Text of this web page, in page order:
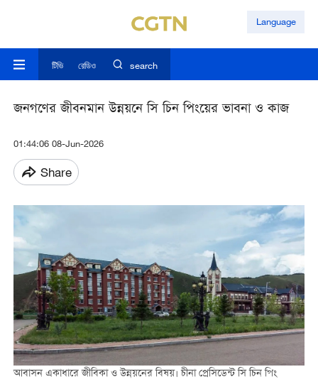
Language
টিভি রেডিও search
জনগণের জীবনমান উন্নয়নে সি চিন পিংয়ের ভাবনা ও কাজ
01:44:06 08-Jun-2026
Share
আবাসন একাধারে জীবিকা ও উন্নয়নের বিষয়। চীনা প্রেসিডেন্ট সি চিন পিং